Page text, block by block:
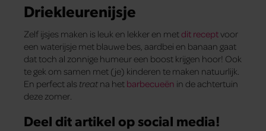
Driekleurenijsje
Zelf ijsjes maken is leuk en lekker en metdit receptvoor
een waterijsje met blauwe bes, aardbei en banaan gaat
dat toch al zonnige humeur een boost krijgen hoor! Ook
te gek om samen met (je) kinderen te maken natuurlijk.
En perfect als treat na het barbecueën in de achtertuin
deze zomer.
Deel dit artikel op social media!